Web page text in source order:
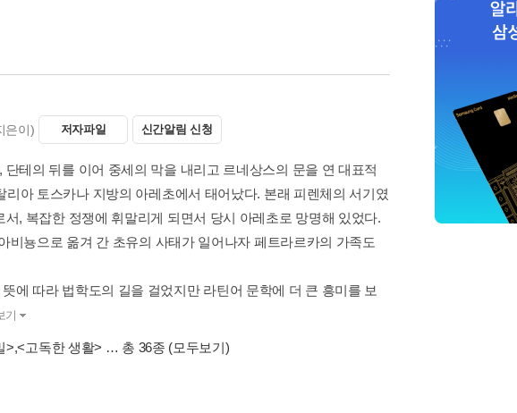
은이) 저자파일 신간알림 신청
테의 뒤를 이어 중세의 막을 내리고 르네상스의 문을 연 대표적
리아 토스카나 지방의 아레초에서 태어났다. 본래 피렌체의 서기였
, 복잡한 정쟁에 휘말리게 되면서 당시 아레초로 망명해 있었다.
비뇽으로 옮겨 간 초유의 사태가 일어나자 페트라르카의 가족도
에 따라 법학도의 길을 걸었지만 라틴어 문학에 더 큰 흥미를 보
기
>,<고독한 생활> … 총 36종 (모두보기)